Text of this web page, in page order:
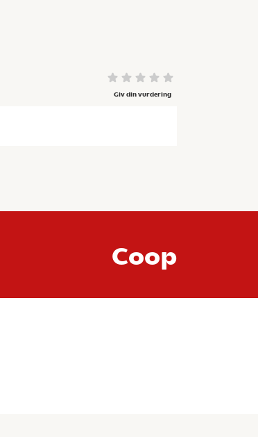
Giv din vurdering
Coop